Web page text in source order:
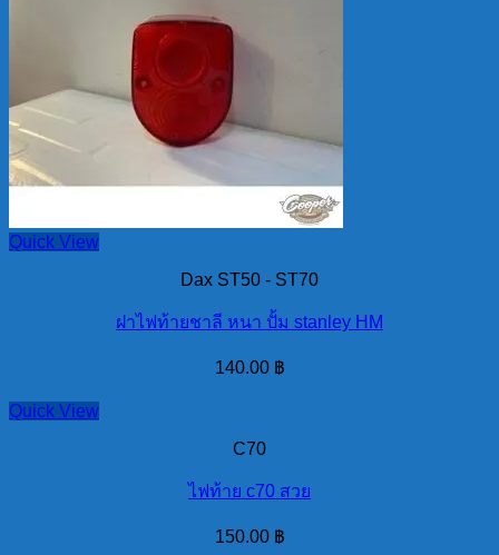
Quick View
Dax ST50 - ST70
ฝาไฟท้ายชาลี หนา ปั้ม stanley HM
140.00 ฿
Quick View
C70
ไฟท้าย c70 สวย
150.00 ฿